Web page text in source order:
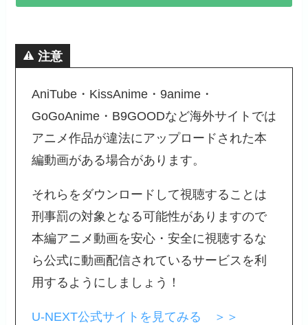
注意
AniTube・KissAnime・9anime・
GoGoAnime・B9GOODなど海外サイトでは
アニメ作品が違法にアップロードされた本
編動画がある場合があります。
それらをダウンロードして視聴することは
刑事罰の対象となる可能性がありますので
本編アニメ動画を安心・安全に視聴するな
ら公式に動画配信されているサービスを利
用するようにしましょう！
U-NEXT公式サイトを見てみる ＞＞